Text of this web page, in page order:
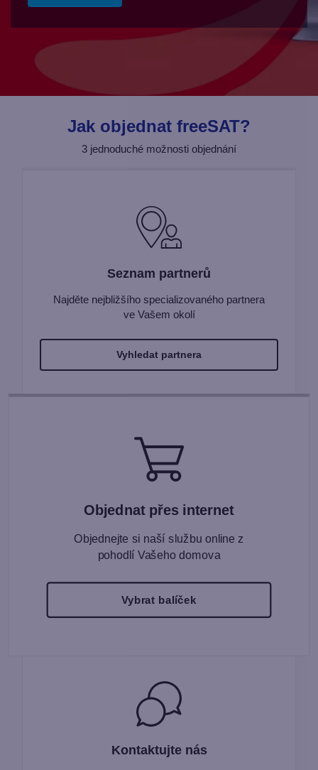
Jak objednat freeSAT?
3 jednoduché možnosti objednání
Seznam partnerů
Najděte nejbližšího specializovaného partnera
ve Vašem okolí
Vyhledat partnera
Objednat přes internet
Objednejte si naší službu online z
pohodlí Vašeho domova
Vybrat balíček
Kontaktujte nás